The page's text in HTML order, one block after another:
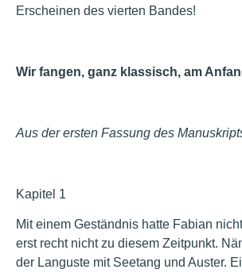
Erscheinen des vierten Bandes!
Wir fangen, ganz klassisch, am
Aus der ersten Fassung des
Kapitel 1
Mit einem Geständnis hatte Fabian
erst recht nicht zu diesem Zeitpunkt.
der Languste mit Seetang und Auster.